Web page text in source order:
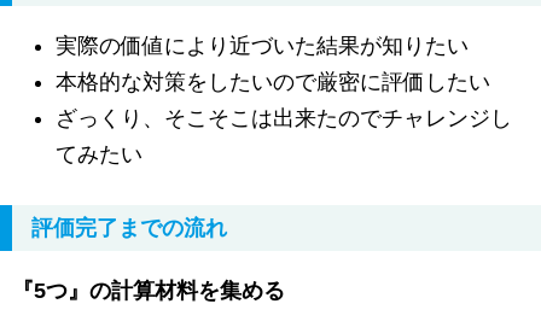
実際の価値により近づいた結果が知りたい
本格的な対策をしたいので厳密に評価したい
ざっくり、そこそこは出来たのでチャレンジし
てみたい
評価完了までの流れ
『5つ』の計算材料を集める